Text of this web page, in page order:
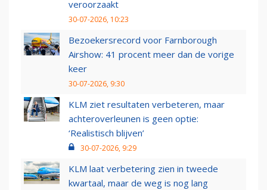
veroorzaakt
30-07-2026, 10:23
Bezoekersrecord voor Farnborough
Airshow: 41 procent meer dan de vorige
keer
30-07-2026, 9:30
KLM ziet resultaten verbeteren, maar
achteroverleunen is geen optie:
‘Realistisch blijven’
30-07-2026, 9:29
KLM laat verbetering zien in tweede
kwartaal, maar de weg is nog lang